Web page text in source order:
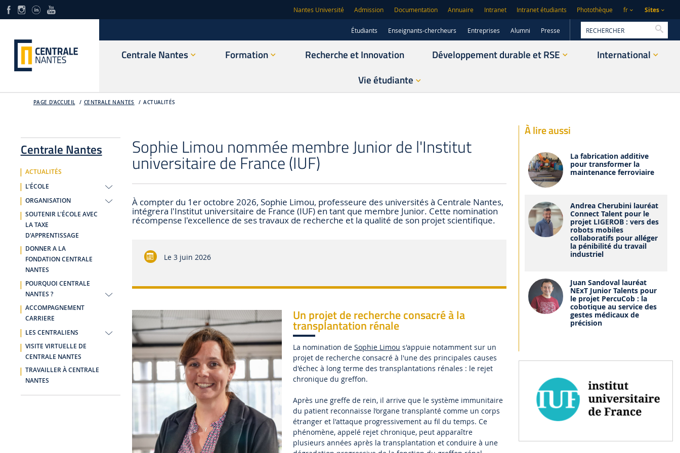
Nantes Université Admission Documentation Annuaire Intranet Intranet étudiants Photothèque fr Sites
Étudiants Enseignants-chercheurs Entreprises Alumni Presse
Centrale Nantes Formation Recherche et Innovation Développement durable et RSE
International
Vie étudiante
PAGE D'ACCUEIL CENTRALE NANTES ACTUALITÉS
Centrale Nantes
ACTUALITÉS
L'ÉCOLE
ORGANISATION
SOUTENIR L'ÉCOLE AVEC
LA TAXE
D'APPRENTISSAGE
DONNER A LA
FONDATION CENTRALE
NANTES
POURQUOI CENTRALE
NANTES ?
ACCOMPAGNEMENT
CARRIERE
LES CENTRALIENS
VISITE VIRTUELLE DE
CENTRALE NANTES
TRAVAILLER À CENTRALE
NANTES
Sophie Limou nommée membre Junior de l'Institut
universitaire de France (IUF)
À compter du 1er octobre 2026, Sophie Limou, professeure des universités à Centrale Nantes,
intégrera l'Institut universitaire de France (IUF) en tant que membre Junior. Cette nomination
récompense l'excellence de ses travaux de recherche et la qualité de son projet scientifique.
Le 3 juin 2026
Un projet de recherche consacré à la
transplantation rénale
La nomination deSophie Limou s'appuie notamment sur un
projet de recherche consacré à l'une des principales causes
d'échec à long terme des transplantations rénales : le rejet
chronique du greffon.
Après une greffe de rein, il arrive que le système immunitaire
du patient reconnaisse l’organe transplanté comme un corps
étranger et l'attaque progressivement au fil du temps. Ce
phénomène, appelé rejet chronique, peut apparaître
plusieurs années après la transplantation et conduire à une
À lire aussi
La fabrication additive
pour transformer la
maintenance ferroviaire
Andrea Cherubini lauréat
Connect Talent pour le
projet LIGEROB : vers des
robots mobiles
collaboratifs pour alléger
la pénibilité du travail
industriel
Juan Sandoval lauréat
NExT Junior Talents pour
le projet PercuCob : la
cobotique au service des
gestes médicaux de
précision